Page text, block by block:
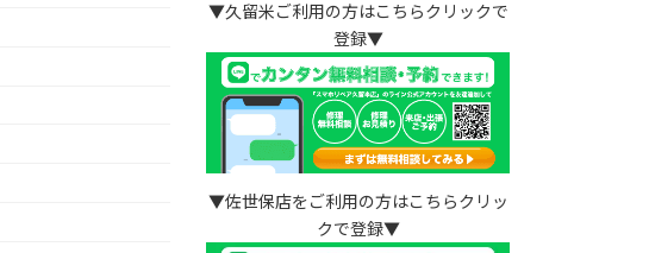
▼久留米ご利用の方はこちらクリックで
登録▼
▼佐世保店をご利用の方はこちらクリッ
クで登録▼